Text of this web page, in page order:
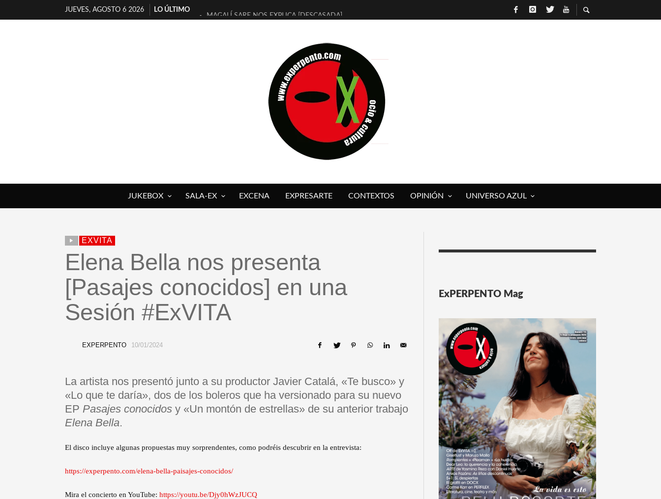
JUEVES, AGOSTO 6 2026
LO ÚLTIMO
MAGALÍ SARE NOS EXPLICA [DESCASADA]
[LA BOLA NEGRA] DE JAVIER CALVO Y JAVIER AMBROSSI
OSLO OVNIES LLEGAN CORRIENDO A ARANDA (SONORAMA Y COSQUÍN ROCK)
FÉLIX CALVO NOS PRESENTA [LAS PALMERAS] (NOVELA DE VAMPIROS VIVOS Y MUERTOS)
[EL SER QUERIDO] DE RODRIGO SOROGOYEN
ENTREVISTA A IVÁN HUMANES POR [EL LIBRO ROJO]
ARRABAL, ARRABAL, ARRABAL, ARRABEAUX
JUKEBOX SALA-EX EXCENA EXPRESARTE CONTEXTOS OPINIÓN UNIVERSO AZUL
EXVITA
Elena Bella nos presenta
[Pasajes conocidos] en una
Sesión #ExVITA
EXPERPENTO 10/01/2024
La artista nos presentó junto a su productor Javier Catalá, «Te busco» y
«Lo que te daría», dos de los boleros que ha versionado para su nuevo
EP Pasajes conocidos y «Un montón de estrellas» de su anterior trabajo
Elena Bella.
El disco incluye algunas propuestas muy sorprendentes, como podréis descubrir en la entrevista:
https://experpento.com/elena-bella-paisajes-conocidos/
Mira el concierto en YouTube: https://youtu.be/Djy0hWzJUCQ
ExPERPENTO Mag